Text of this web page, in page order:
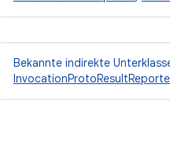
Bekannte indirekte